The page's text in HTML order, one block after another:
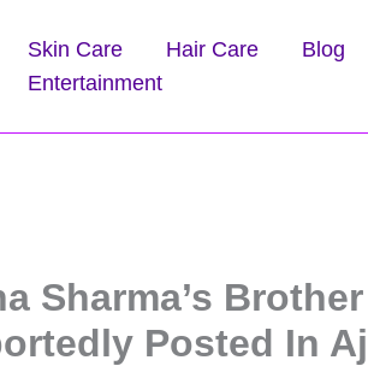
Skin Care Hair Care Blog
Entertainment
Sharma’s
Posted In